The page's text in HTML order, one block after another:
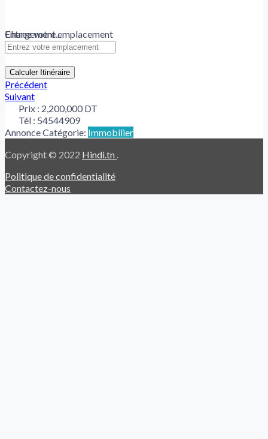
Chargement...
Entrez votre emplacement
Calculer Itinéraire
Précédent
Suivant
Prix : 2,200,000 DT
Tél : 54544909
Annonce Catégorie: Immobilier
Copyright © 2022 Hindi.tn .
Politique de confidentialité
Contactez-nous